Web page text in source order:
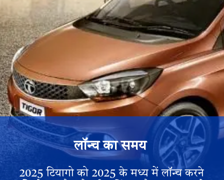
लॉन्च का समय
2025 टियागो को 2025 के मध्य में लॉन्च करने